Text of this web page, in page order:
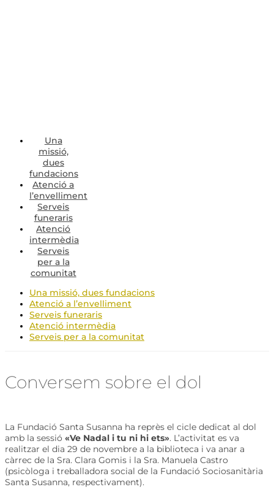
Una
missió,
dues
fundacions
Atenció a
l’envelliment
Serveis
funeraris
Atenció
intermèdia
Serveis
per a la
comunitat
Una missió, dues fundacions
Atenció a l’envelliment
Serveis funeraris
Atenció intermèdia
Serveis per a la comunitat
Conversem sobre el dol
La Fundació Santa Susanna ha reprès el cicle dedicat al dol
amb la sessió «Ve Nadal i tu ni hi ets». L’activitat es va
realitzar el dia 29 de novembre a la biblioteca i va anar a
càrrec de la Sra. Clara Gomis i la Sra. Manuela Castro
(psicòloga i treballadora social de la Fundació Sociosanitària
Santa Susanna, respectivament).